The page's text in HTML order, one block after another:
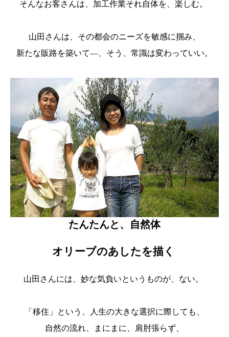
そんなお客さんは、加工作業それ自体を、楽しむ。
山田さんは、その都会のニーズを敏感に掴み、
新たな販路を築いて―、そう、常識は変わっていい。
たんたんと、自然体
オリーブのあしたを描く
山田さんには、妙な気負いというものが、ない。
「移住」という、人生の大きな選択に際しても、
自然の流れ、まにまに、肩肘張らず、